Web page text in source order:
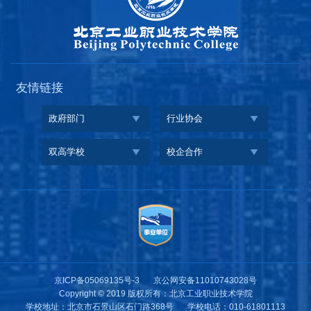
友情链接
政府部门 行业协会
双高学校 校企合作
京ICP备05069135号-3
京公网安备11010743028号
Copyright © 2019 版权所有：北京工业职业技术学院
学校地址：北京市石景山区石门路368号
学校电话：010-61801113